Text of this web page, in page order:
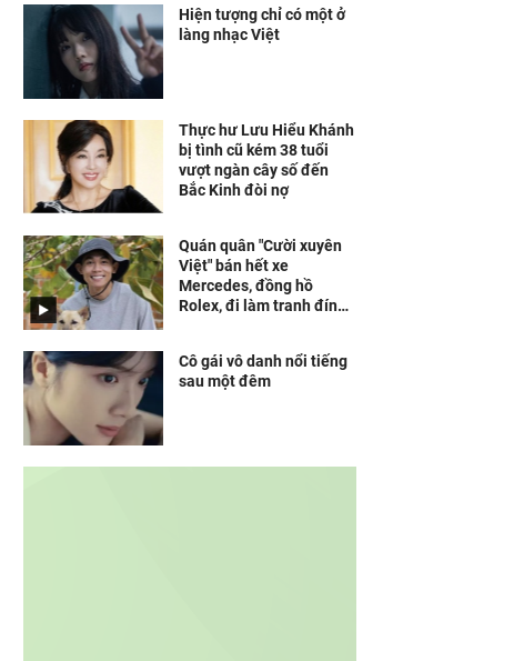
Hiện tượng chỉ có một ở
làng nhạc Việt
Thực hư Lưu Hiểu Khánh
bị tình cũ kém 38 tuổi
vượt ngàn cây số đến
Bắc Kinh đòi nợ
Quán quân "Cười xuyên
Việt" bán hết xe
Mercedes, đồng hồ
Rolex, đi làm tranh đính
Cô gái vô danh nổi tiếng
sau một đêm